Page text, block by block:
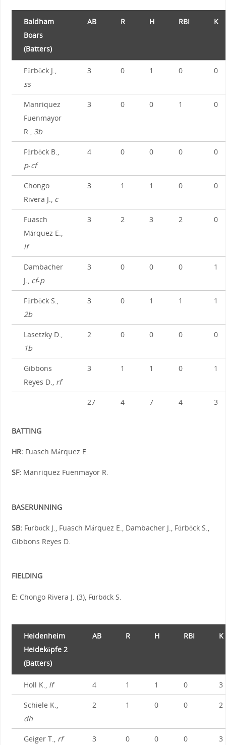
Baldham
Boars
(Batters)
AB R H RBI K
Fürböck J.,
ss
3 0 1 0 0
Manriquez
Fuenmayor
R., 3b
3 0 0 1 0
Fürböck B.,
p-cf
4 0 0 0 0
Chongo
Rivera J., c
3 1 1 0 0
Fuasch
Márquez E.,
lf
3 2 3 2 0
Dambacher
J., cf-p
3 0 0 0 1
Fürböck S.,
2b
3 0 1 1 1
Lasetzky D.,
1b
2 0 0 0 0
Gibbons
Reyes D., rf
3 1 1 0 1
27 4 7 4 3
BATTING
HR:Fuasch Márquez E.
SF:Manriquez Fuenmayor R.
BASERUNNING
SB:Fürböck J., Fuasch Márquez E., Dambacher J., Fürböck S.,
Gibbons Reyes D.
FIELDING
E:Chongo Rivera J. (3), Fürböck S.
Heidenheim
Heideköpfe 2
(Batters)
AB R H RBI K
Holl K., lf 4 1 1 0 3
Schiele K.,
dh
2 1 0 0 2
Geiger T., rf 3 0 0 0 3